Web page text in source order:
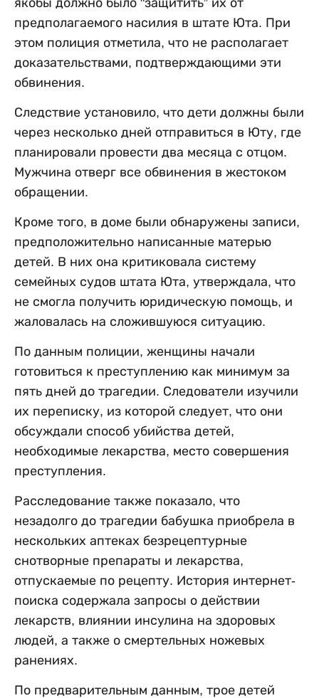
предполагаемого насилия в штате Юта. При
этом полиция отметила, что не располагает
доказательствами, подтверждающими эти
обвинения.
Следствие установило, что дети должны были
через несколько дней отправиться в Юту, где
планировали провести два месяца с отцом.
Мужчина отверг все обвинения в жестоком
обращении.
Кроме того, в доме были обнаружены записи,
предположительно написанные матерью
детей. В них она критиковала систему
семейных судов штата Юта, утверждала, что
не смогла получить юридическую помощь, и
жаловалась на сложившуюся ситуацию.
По данным полиции, женщины начали
готовиться к преступлению как минимум за
пять дней до трагедии. Следователи изучили
их переписку, из которой следует, что они
обсуждали способ убийства детей,
необходимые лекарства, место совершения
преступления.
Расследование также показало, что
незадолго до трагедии бабушка приобрела в
нескольких аптеках безрецептурные
снотворные препараты и лекарства,
отпускаемые по рецепту. История интернет-
поиска содержала запросы о действии
лекарств, влиянии инсулина на здоровых
людей, а также о смертельных ножевых
ранениях.
По предварительным данным, трое детей